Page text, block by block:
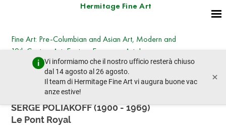
Hermitage Fine Art
Vi informiamo che il nostro ufficio resterà chiuso
dal 14 agosto al 26 agosto.
Il team di Hermitage Fine Art vi augura buone vac
anze estive!
×
Fine Art: Pre-Columbian and Asian Art, Modern and
19th Century Art, Eastern European Art, Icons
lunedì 28 ottobre 2024 - 14:30
lotto precedente lotto prossimo
SERGE POLIAKOFF (1900 - 1969)
Le Pont Royal